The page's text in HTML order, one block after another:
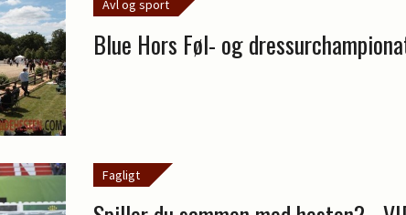
Avl og sport
Blue Hors Føl- og
Fagligt